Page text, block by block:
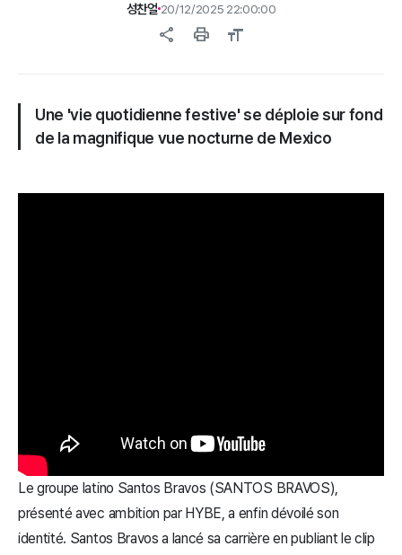
성찬얼 20/12/2025 22:00:00
share print format_size
Une 'vie quotidienne festive' se déploie sur fond
de la magnifique vue nocturne de Mexico
Le groupe latino Santos Bravos (SANTOS BRAVOS),
présenté avec ambition par HYBE, a enfin dévoilé son
identité. Santos Bravos a lancé sa carrière en publiant le clip